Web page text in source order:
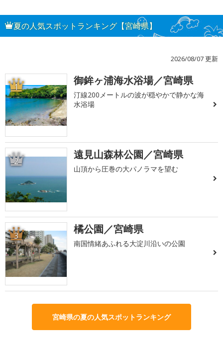
夏の人気スポットランキング【宮崎県】
2026/08/07 更新
1 御鉾ヶ浦海水浴場／宮崎県
汀線200メートルの波が穏やかで静かな海
水浴場
2 遠見山森林公園／宮崎県
山頂から圧巻の大パノラマを望む
3 橘公園／宮崎県
南国情緒あふれる大淀川沿いの公園
宮崎県の夏の人気スポットランキング